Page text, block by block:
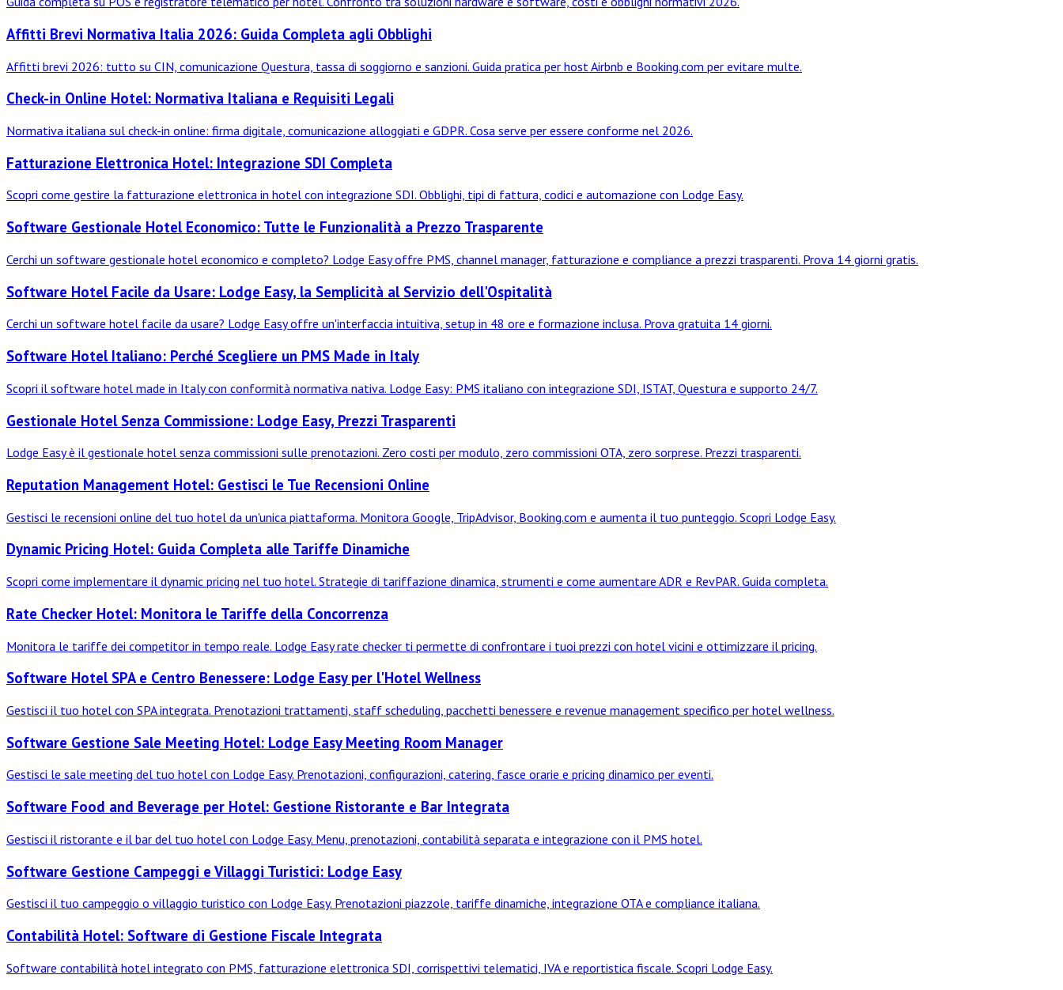
Affitti Brevi Normativa Italia 2026: Guida Completa agli Obblighi
Affitti brevi 2026: tutto su CIN, comunicazione Questura, tassa di soggiorno e sanzioni. Guida pratica per host Airbnb e Booking.com per evitare multe.
Check-in Online Hotel: Normativa Italiana e Requisiti Legali
Normativa italiana sul check-in online: firma digitale, comunicazione alloggiati e GDPR. Cosa serve per essere conforme nel 2026.
Fatturazione Elettronica Hotel: Integrazione SDI Completa
Scopri come gestire la fatturazione elettronica in hotel con integrazione SDI. Obblighi, tipi di fattura, codici e automazione con Lodge Easy.
Software Gestionale Hotel Economico: Tutte le Funzionalità a Prezzo Trasparente
Cerchi un software gestionale hotel economico e completo? Lodge Easy offre PMS, channel manager, fatturazione e compliance a prezzi trasparenti. Prova 14 giorni gratis.
Software Hotel Facile da Usare: Lodge Easy, la Semplicità al Servizio dell'Ospitalità
Cerchi un software hotel facile da usare? Lodge Easy offre un'interfaccia intuitiva, setup in 48 ore e formazione inclusa. Prova gratuita 14 giorni.
Software Hotel Italiano: Perché Scegliere un PMS Made in Italy
Scopri il software hotel made in Italy con conformità normativa nativa. Lodge Easy: PMS italiano con integrazione SDI, ISTAT, Questura e supporto 24/7.
Gestionale Hotel Senza Commissione: Lodge Easy, Prezzi Trasparenti
Lodge Easy è il gestionale hotel senza commissioni sulle prenotazioni. Zero costi per modulo, zero commissioni OTA, zero sorprese. Prezzi trasparenti.
Reputation Management Hotel: Gestisci le Tue Recensioni Online
Gestisci le recensioni online del tuo hotel da un'unica piattaforma. Monitora Google, TripAdvisor, Booking.com e aumenta il tuo punteggio. Scopri Lodge Easy.
Dynamic Pricing Hotel: Guida Completa alle Tariffe Dinamiche
Scopri come implementare il dynamic pricing nel tuo hotel. Strategie di tariffazione dinamica, strumenti e come aumentare ADR e RevPAR. Guida completa.
Rate Checker Hotel: Monitora le Tariffe della Concorrenza
Monitora le tariffe dei competitor in tempo reale. Lodge Easy rate checker ti permette di confrontare i tuoi prezzi con hotel vicini e ottimizzare il pricing.
Software Hotel SPA e Centro Benessere: Lodge Easy per l'Hotel Wellness
Gestisci il tuo hotel con SPA integrata. Prenotazioni trattamenti, staff scheduling, pacchetti benessere e revenue management specifico per hotel wellness.
Software Gestione Sale Meeting Hotel: Lodge Easy Meeting Room Manager
Gestisci le sale meeting del tuo hotel con Lodge Easy. Prenotazioni, configurazioni, catering, fasce orarie e pricing dinamico per eventi.
Software Food and Beverage per Hotel: Gestione Ristorante e Bar Integrata
Gestisci il ristorante e il bar del tuo hotel con Lodge Easy. Menu, prenotazioni, contabilità separata e integrazione con il PMS hotel.
Software Gestione Campeggi e Villaggi Turistici: Lodge Easy
Gestisci il tuo campeggio o villaggio turistico con Lodge Easy. Prenotazioni piazzole, tariffe dinamiche, integrazione OTA e compliance italiana.
Contabilità Hotel: Software di Gestione Fiscale Integrata
Software contabilità hotel integrato con PMS, fatturazione elettronica SDI, corrispettivi telematici, IVA e reportistica fiscale. Scopri Lodge Easy.